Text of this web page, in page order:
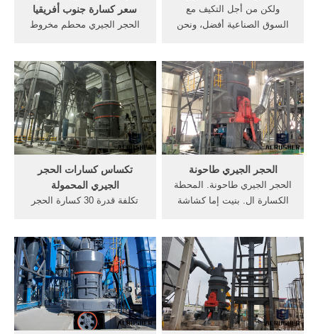
سعر كسارة جنوب أفريقيا
الحجر الجيري محطم مخروط
سعر قاطع . /7/24[Live Chat]
المحمولة الموردين تأثير محطم
خام الحديد في نيجيريا
ولكن من أجل التكيف مع
السوق الصناعية أفضل، ونحن
الحصول على الكسارات الحجر
الجيري في بت المكسورة.
لذلك يسرع أيضا في تطوير
خط إنتاج الحجر.
تكساس كسارات الحجر
الجيري المحمولة
تكلفة قدرة 30 كسارة الحجر
كسارات الحجر في كم تكلفة,
المطلوبة و قدرة.كسارة الحجر
المحمولة للبيع كندا
كنداالمحمولة كسارة الصخور
الذهب سعر الذهب للبيع
كسارة, كسارات ...
الحجر الجيري طاحونة
الحجر الجيري طاحونة. المحطة
الكسارة ال. بنيت إما كشاشة
النطاط، كشاشة الموز، مع
س...